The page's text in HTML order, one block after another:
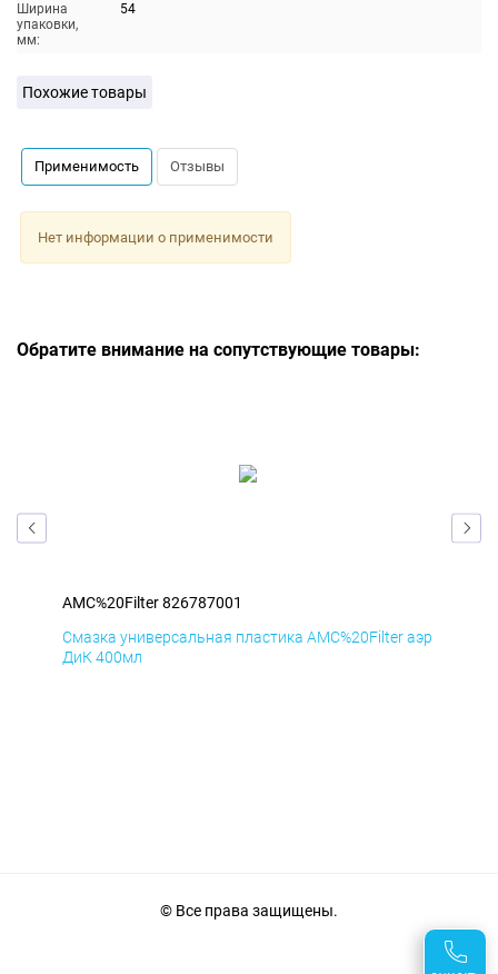
Ширина
упаковки,
мм:
54
Похожие товары
Применимость Отзывы
Нет информации о применимости
Обратите внимание на сопутствующие товары:
AMC%20Filter 826787001
Смазка универсальная пластика AMC%20Filter аэр
ДиК 400мл
© Все права защищены.